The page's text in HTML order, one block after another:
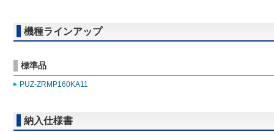
機種ラインアップ
標準品
PUZ-ZRMP160KA11
納入仕様書